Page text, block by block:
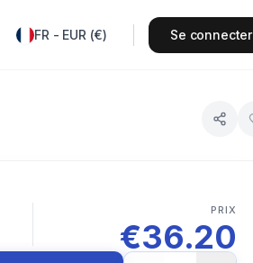
FR - EUR (€) Se connecter
PRIX
€36.20